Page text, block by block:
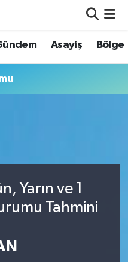
Asayiş Bölge
Yarın ve 1
Tahmini